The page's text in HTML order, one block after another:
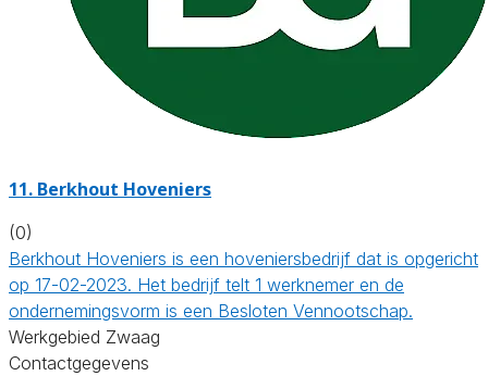
11. Berkhout Hoveniers
(0)
Berkhout Hoveniers is een hoveniersbedrijf dat is opgericht
op 17-02-2023. Het bedrijf telt 1 werknemer en de
ondernemingsvorm is een Besloten Vennootschap.
Werkgebied Zwaag
Contactgegevens